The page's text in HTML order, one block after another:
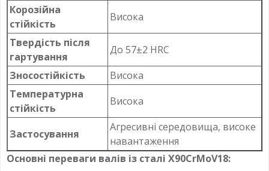
Корозійна
стійкість
Висока
Твердість після
гартування
До 57±2 HRC
Зносостійкість
Висока
Температурна
стійкість
Висока
Застосування
Агресивні середовища, високе
навантаження
Основні переваги валів із сталі X90CrMoV18: